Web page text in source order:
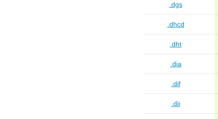
.dgs
.dhcd
.dht
.dia
.dif
.dii